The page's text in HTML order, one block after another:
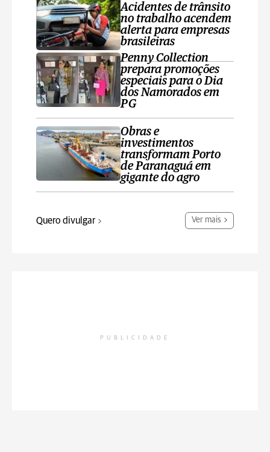
Acidentes de trânsito
no trabalho acendem
alerta para empresas
brasileiras
Penny Collection
prepara promoções
especiais para o Dia
dos Namorados em
PG
Obras e
investimentos
transformam Porto
de Paranaguá em
gigante do agro
Quero divulgar Ver mais
PUBLICIDADE